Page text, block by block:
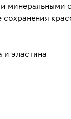
минеральными
и эластина